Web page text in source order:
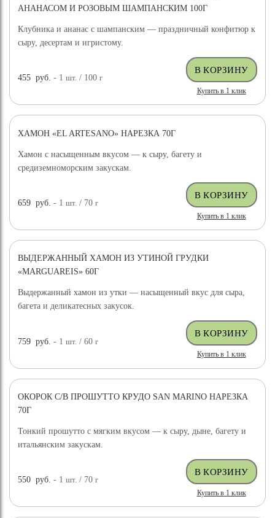
АНАНАСОМ И РОЗОВЫМ ШАМПАНСКИМ 100Г
Клубника и ананас с шампанским — праздничный конфитюр к
сыру, десертам и игристому.
455 руб. - 1шт. / 100г
Купить в 1 клик
ХАМОН «EL ARTESANO» НАРЕЗКА 70Г
Хамон с насыщенным вкусом — к сыру, багету и
средиземноморским закускам.
659 руб. - 1шт. / 70г
Купить в 1 клик
ВЫДЕРЖАННЫЙ ХАМОН ИЗ УТИНОЙ ГРУДКИ
«MARGUAREIS» 60Г
Выдержанный хамон из утки — насыщенный вкус для сыра,
багета и деликатесных закусок.
759 руб. - 1шт. / 60г
Купить в 1 клик
ОКОРОК С/В ПРОШУТТО КРУДО SAN MARINO НАРЕЗКА
70Г
Тонкий прошутто с мягким вкусом — к сыру, дыне, багету и
итальянским закускам.
550 руб. - 1шт. / 70г
Купить в 1 клик